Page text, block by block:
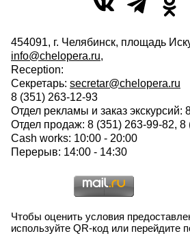
454091, г. Челябинск, площадь
info@chelopera.ru,
Reception:
Секретарь: secretar@chelopera.ru
8 (351) 263-12-93
Отдел рекламы и заказ экскурсий:
Отдел продаж: 8 (351) 263-99-82, 8
Cash works: 10:00 - 20:00
Перерыв: 14:00 - 14:30
Чтобы оценить условия
используйте QR-код или перейдите